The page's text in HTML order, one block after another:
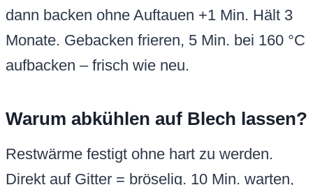
dann backen ohne Auftauen +1 Min. Hält 3
Monate. Gebacken frieren, 5 Min. bei 160 °C
aufbacken – frisch wie neu.
Warum abkühlen auf Blech lassen?
Restwärme festigt ohne hart zu werden.
Direkt auf Gitter = bröselig. 10 Min. warten,